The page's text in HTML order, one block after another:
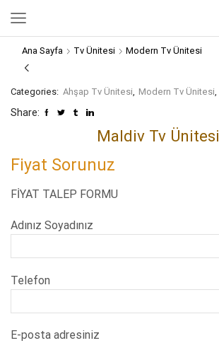
Ana Sayfa Tv Ünitesi Modern Tv Ünitesi
Categories: Ahşap Tv Ünitesi, Modern Tv Ünitesi,
Share:
Maldiv Tv Ünitesi
Fiyat Sorunuz
FİYAT TALEP FORMU
Adınız Soyadınız
Telefon
E-posta adresiniz